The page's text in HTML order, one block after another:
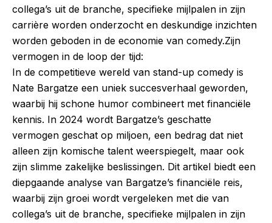
collega’s uit de branche, specifieke mijlpalen in zijn
carrière worden onderzocht en deskundige inzichten
worden geboden in de economie van comedy.Zijn
vermogen in de loop der tijd:
In de competitieve wereld van stand-up comedy is
Nate Bargatze een uniek succesverhaal geworden,
waarbij hij schone humor combineert met financiële
kennis. In 2024 wordt Bargatze’s geschatte
vermogen geschat op miljoen, een bedrag dat niet
alleen zijn komische talent weerspiegelt, maar ook
zijn slimme zakelijke beslissingen. Dit artikel biedt een
diepgaande analyse van Bargatze’s financiële reis,
waarbij zijn groei wordt vergeleken met die van
collega’s uit de branche, specifieke mijlpalen in zijn